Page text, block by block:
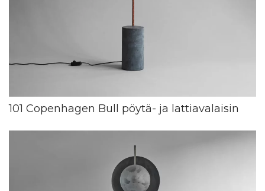
101 Copenhagen Bull pöytä- ja lattiavalaisin